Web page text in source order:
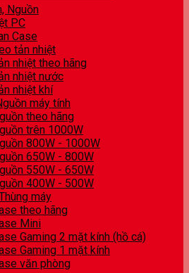
Nguồn
PC
Case
tản nhiệt
nhiệt theo hãng
nhiệt nước
nhiệt khí
máy tính
theo hãng
trên 1000W
800W - 1000W
650W - 800W
550W - 650W
400W - 500W
máy
theo hãng
Mini
Gaming 2 mặt kính (hồ cá)
Gaming 1 mặt kính
văn phòng